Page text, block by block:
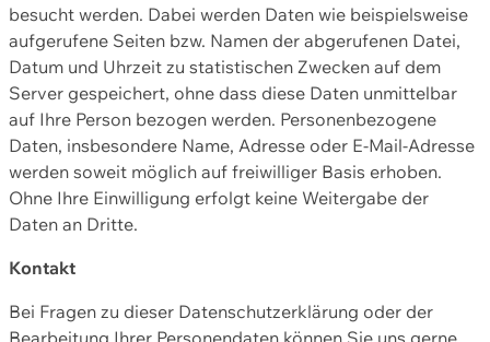
besucht werden. Dabei werden Daten wie beispielsweise
aufgerufene Seiten bzw. Namen der abgerufenen Datei,
Datum und Uhrzeit zu statistischen Zwecken auf dem
Server gespeichert, ohne dass diese Daten unmittelbar
auf Ihre Person bezogen werden. Personenbezogene
Daten, insbesondere Name, Adresse oder E-Mail-Adresse
werden soweit möglich auf freiwilliger Basis erhoben.
Ohne Ihre Einwilligung erfolgt keine Weitergabe der
Daten an Dritte.
Kontakt
Bei Fragen zu dieser Datenschutzerklärung oder der
Bearbeitung Ihrer Personendaten können Sie uns gerne